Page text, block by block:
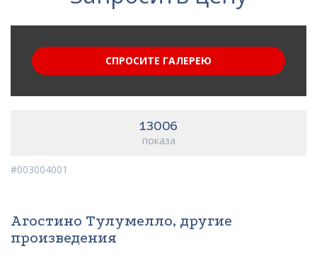
СПРОСИТЕ ГАЛЕРЕЮ
13006
показа
#003004001
Агостино Тулумелло, другие
произведения